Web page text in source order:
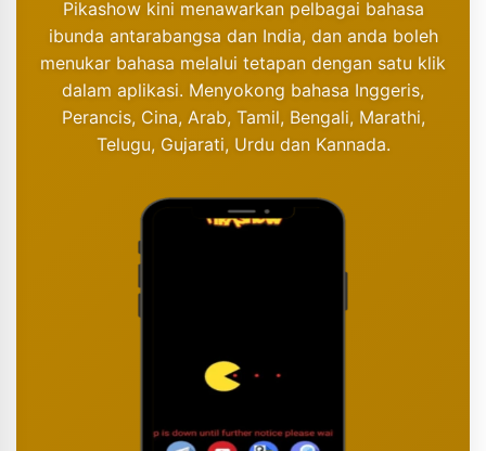
Pikashow kini menawarkan pelbagai bahasa
ibunda antarabangsa dan India, dan anda boleh
menukar bahasa melalui tetapan dengan satu klik
dalam aplikasi. Menyokong bahasa Inggeris,
Perancis, Cina, Arab, Tamil, Bengali, Marathi,
Telugu, Gujarati, Urdu dan Kannada.